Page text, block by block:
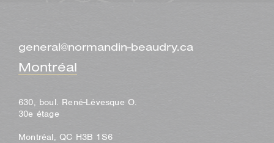
general@normandin-beaudry.ca
Montréal
630, boul. René-Lévesque O.
30e étage
Montréal, QC H3B 1S6